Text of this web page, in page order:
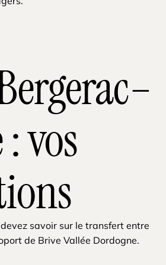
vos
savoir sur le transfert entre
de Brive Vallée Dordogne.